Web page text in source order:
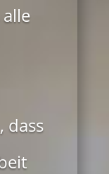
dass